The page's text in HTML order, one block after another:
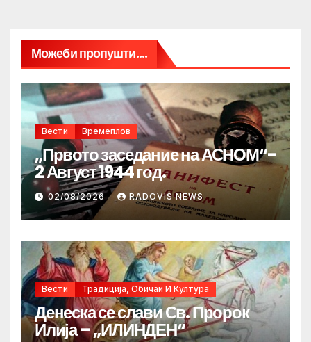
Можеби пропушти....
Вести Времеплов
„Првото заседание на АСНОМ“-
2 Август 1944 год.
02/08/2026 RADOVIS NEWS
Вести Традиција, Обичаи И Култура
Денеска се слави Св. Пророк
Илија – „ИЛИНДЕН“